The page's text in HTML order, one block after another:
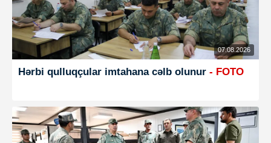
07.08.2026
Hərbi qulluqçular imtahana cəlb olunur - FOTO